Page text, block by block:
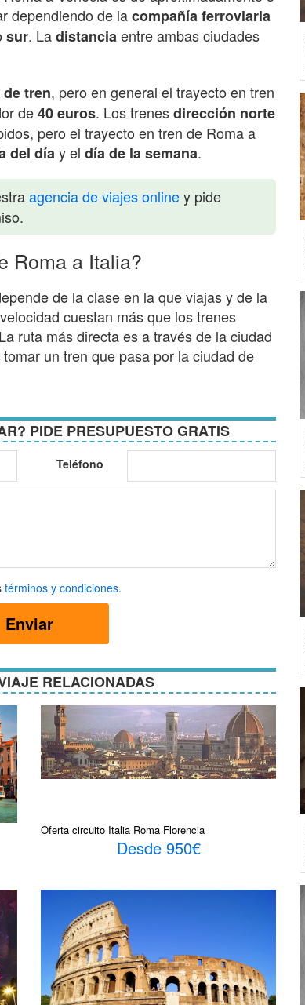
dependiendo de lacompañía ferroviaria
sur. Ladistanciaentre ambas ciudades
tren, pero en general el trayecto en tren
de40 euros. Los trenesdirección norte
pero el trayecto en tren de Roma a
del díay el día de la semana.
agencia de viajes onliney pide
Roma a Italia?
de la clase en la que viajas y de la
cuestan más que los trenes
ruta más directa es a través de la ciudad
un tren que pasa por la ciudad de
PIDE PRESUPUESTO GRATIS
Teléfono
términos y condiciones.
Enviar
RELACIONADAS
Oferta circuito Italia Roma Florencia
Desde 950€